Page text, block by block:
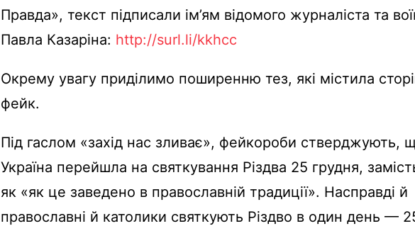
Правда», текст підписали ім’ям відомого журналіста та
Павла Казаріна: http://surl.li/kkhcc
Окрему увагу приділимо поширенню тез, які містила
фейк.
Під гаслом «захід нас зливає», фейкороби стверджують,
Україна перейшла на святкування Різдва 25 грудня,
як «як це заведено в православній традиції». Насправді й
православні й католики святкують Різдво в один день —